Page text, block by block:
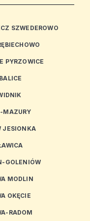
SZWEDEROWO
PYRZOWICE
MAZURY
JESIONKA
GOLENIÓW
MODLIN
OKĘCIE
RADOM